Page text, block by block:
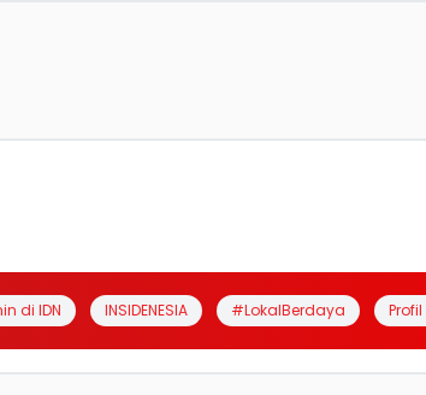
di IDN INSIDENESIA #LokalBerdaya